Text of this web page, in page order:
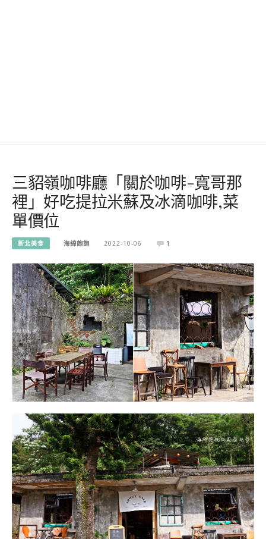
三貂嶺咖啡廳「關於咖啡-寬哥那
裡」好吃提拉米蘇及冰滴咖啡,菜
單價位
新北美食 海綿飽飽 2022-10-06 1